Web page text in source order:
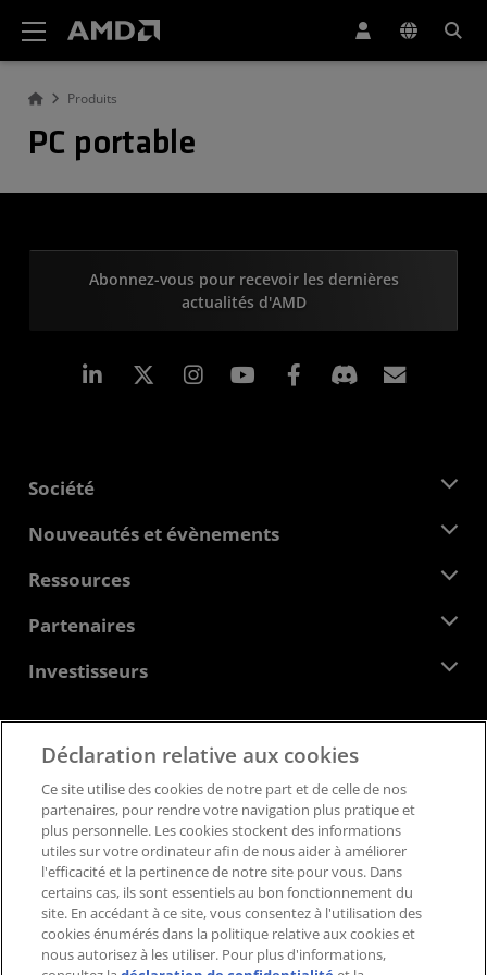
Produits
PC portable
Abonnez-vous pour recevoir les dernières
actualités d'AMD
LinkedIn Instagram Facebook
Société
À propos d'AMD
Responsabilité d'entreprise
Carrières
Nous contacter
Nouveautés et évènements
Salle de presse
Médiathèque
Ressources
Centre pour les développeurs
Études de cas
Partenaires
Hub partenaires AMD
Programme universitaire AMD
Investisseurs
Conseil d'administration
Documents de gouvernance
Dépôts auprès de la SEC
Politique de confidentialité
Marques déposées
Transparence de la chaîne logistique
Concurrence équitable et ouverte
Stratégie fiscale britannique
Politique relative aux cookies
Paramètres des cookies
Déclaration relative aux cookies
Ce site utilise des cookies de notre part et de celle de nos
partenaires, pour rendre votre navigation plus pratique et
plus personnelle. Les cookies stockent des informations
utiles sur votre ordinateur afin de nous aider à améliorer
l'efficacité et la pertinence de notre site pour vous. Dans
certains cas, ils sont essentiels au bon fonctionnement du
site. En accédant à ce site, vous consentez à l'utilisation des
cookies énumérés dans la politique relative aux cookies et
nous autorisez à les utiliser. Pour plus d'informations,